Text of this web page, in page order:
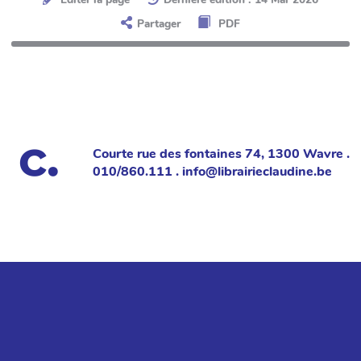
Partager
PDF
Courte rue des fontaines 74, 1300 Wavre .
010/860.111 . info@librairieclaudine.be